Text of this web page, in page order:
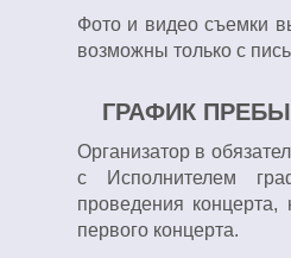
Фото и видео съемки
возможны только с
ГРАФИК
Организатор в
с Исполнителем
проведения
первого концерта.